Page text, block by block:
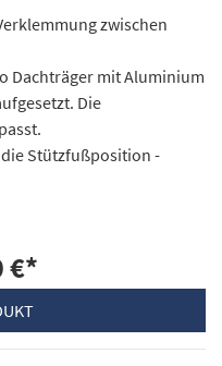
zwischen
Dachträger mit Aluminium
Die
Stützfußposition -
€*